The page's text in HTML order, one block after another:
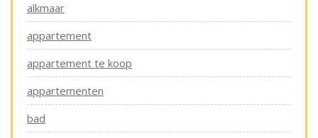
alkmaar
appartement
appartement te koop
appartementen
bad